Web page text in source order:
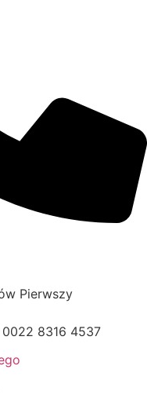
Pierwszy
8316 4537